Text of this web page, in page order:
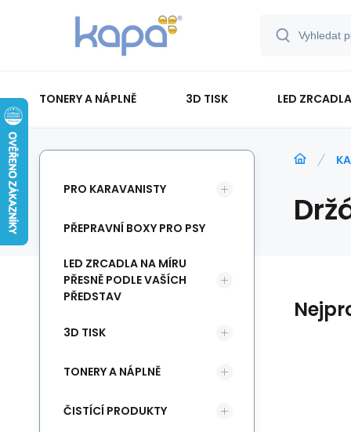
TONERY A NÁPLNĚ 3D TISK LED
PAPÍR-ETIKETY-BLOKY-OBÁLKY
PRO KARAVANISTY
PŘEPRAVNÍ BOXY PRO PSY
LED ZRCADLA NA MÍRU
PŘESNĚ PODLE VAŠÍCH
PŘEDSTAV
3D TISK
TONERY A NÁPLNĚ
ČISTÍCÍ PRODUKTY